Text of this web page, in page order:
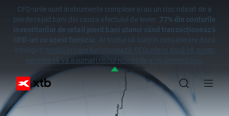
CFD-urile sunt instrumente complexe și au un risc ridicat de a
pierde rapid bani din cauza efectului de levier. 77% din conturile
investitorilor de retail pierd bani atunci când tranzacționează
CFD-uri cu acest furnizor. Ar trebui să luați în considerare dacă
înțelegeți modul în care funcționează CFDurile și dacă vă puteți
permite să vă asumați riscul ridicat de a vă pierde banii.